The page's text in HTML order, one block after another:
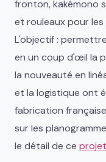
fronton, kakémono
et rouleaux pour
L'objectif :
en un coup d'œil la
la nouveauté en
et la logistique ont
fabrication
sur les
le détail de ce